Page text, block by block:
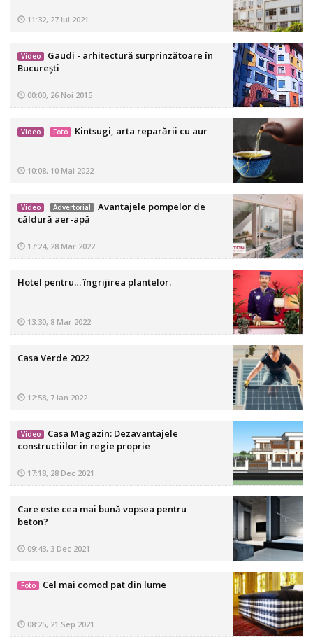
11:32, 27 Iul 2021
Video
Gaudi - arhitectură surprinzătoare în
Bucureşti
00:00, 26 Noi 2015
Video Foto Kintsugi, arta reparării cu aur
10:08, 10 Mai 2022
Video Advertorial
Avantajele pompelor de
căldură aer-apă
17:24, 28 Mar 2022
Hotel pentru… îngrijirea plantelor.
13:30, 8 Mar 2022
Casa Verde 2022
12:58, 7 Ian 2022
Video
Casa Magazin: Dezavantajele
constructiilor in regie proprie
17:18, 28 Dec 2021
Care este cea mai bună vopsea pentru
beton?
09:43, 3 Dec 2021
Foto Cel mai comod pat din lume
08:25, 21 Sep 2021